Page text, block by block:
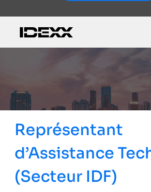
Représentant
d’Assistance
(Secteur IDF)